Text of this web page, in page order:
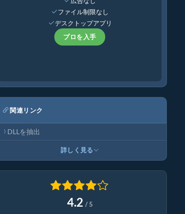
ファイル制限なし
デスクトップアプリ
プロを入手
関連リンク
DLLを抽出
詳しく見る
4.2 / 5